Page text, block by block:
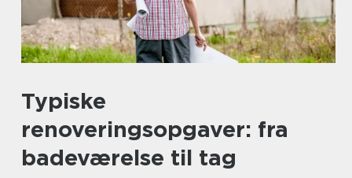
Typiske
renoveringsopgaver: fra
badeværelse til tag